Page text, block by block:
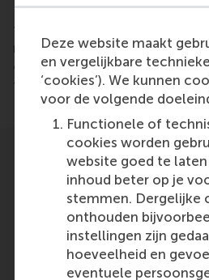
Deze website maakt
en vergelijkbare
‘cookies’). We kunnen
voor de volgende
Functionele of
cookies worden
website goed te
inhoud beter op je
stemmen. Dergelijke
onthouden
instellingen zijn
hoeveelheid en
eventuele
Dean of Research RSM and
for Family Business (ECFB),
new study by ECFB. This
outside influence creates
for family businesses.
Participants
Pursey Heugens